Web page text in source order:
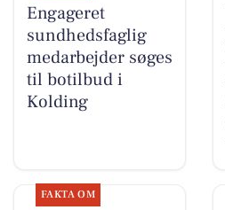
Engageret
sundhedsfaglig
medarbejder søges
til botilbud i
Kolding
FAKTA OM